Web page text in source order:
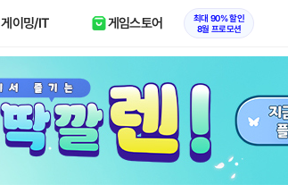
게이밍/IT 게임스토어
최대 90% 할인
8월 프로모션